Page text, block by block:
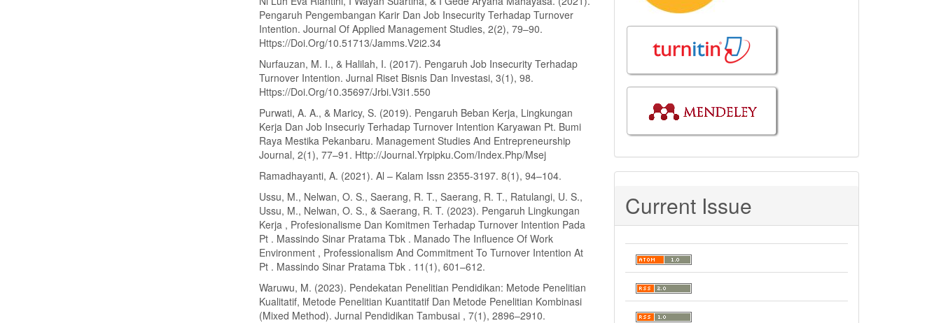
Pengaruh Pengembangan Karir Dan Job Insecurity Terhadap Turnover
Intention. Journal Of Applied Management Studies, 2(2), 79–90.
Https://Doi.Org/10.51713/Jamms.V2i2.34
Nurfauzan, M. I., & Halilah, I. (2017). Pengaruh Job Insecurity Terhadap
Turnover Intention. Jurnal Riset Bisnis Dan Investasi, 3(1), 98.
Https://Doi.Org/10.35697/Jrbi.V3i1.550
Purwati, A. A., & Maricy, S. (2019). Pengaruh Beban Kerja, Lingkungan
Kerja Dan Job Insecuriy Terhadap Turnover Intention Karyawan Pt. Bumi
Raya Mestika Pekanbaru. Management Studies And Entrepreneurship
Journal, 2(1), 77–91. Http://Journal.Yrpipku.Com/Index.Php/Msej
Ramadhayanti, A. (2021). Al – Kalam Issn 2355-3197. 8(1), 94–104.
Ussu, M., Nelwan, O. S., Saerang, R. T., Saerang, R. T., Ratulangi, U. S.,
Ussu, M., Nelwan, O. S., & Saerang, R. T. (2023). Pengaruh Lingkungan
Kerja , Profesionalisme Dan Komitmen Terhadap Turnover Intention Pada
Pt . Massindo Sinar Pratama Tbk . Manado The Influence Of Work
Environment , Professionalism And Commitment To Turnover Intention At
Pt . Massindo Sinar Pratama Tbk . 11(1), 601–612.
Waruwu, M. (2023). Pendekatan Penelitian Pendidikan: Metode Penelitian
Kualitatif, Metode Penelitian Kuantitatif Dan Metode Penelitian Kombinasi
(Mixed Method). Jurnal Pendidikan Tambusai , 7(1), 2896–2910.
Current Issue